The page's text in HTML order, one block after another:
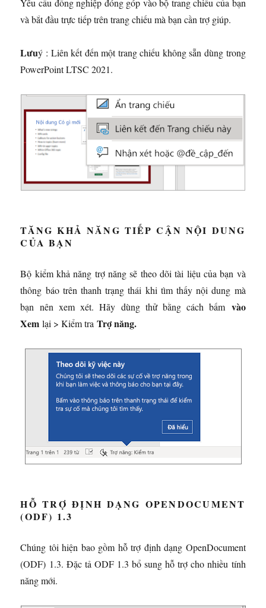
Yêu cầu đồng nghiệp đóng góp vào bộ trang chiếu của bạn
và bắt đầu trực tiếp trên trang chiếu mà bạn cần trợ giúp.
Lưuý : Liên kết đến một trang chiếu không sẵn dùng trong
PowerPoint LTSC 2021.
TĂNG KHẢ NĂNG TIẾP CẬN NỘI DUNG
CỦA BẠN
Bộ kiểm khả năng trợ năng sẽ theo dõi tài liệu của bạn và
thông báo trên thanh trạng thái khi tìm thấy nội dung mà
bạn nên xem xét. Hãy dùng thử bằng cách bấm vào
Xem lại > Kiểm traTrợ năng.
HỖ TRỢ ĐỊNH DẠNG OPENDOCUMENT
(ODF) 1.3
Chúng tôi hiện bao gồm hỗ trợ định dạng OpenDocument
(ODF) 1.3. Đặc tả ODF 1.3 bổ sung hỗ trợ cho nhiều tính
năng mới.